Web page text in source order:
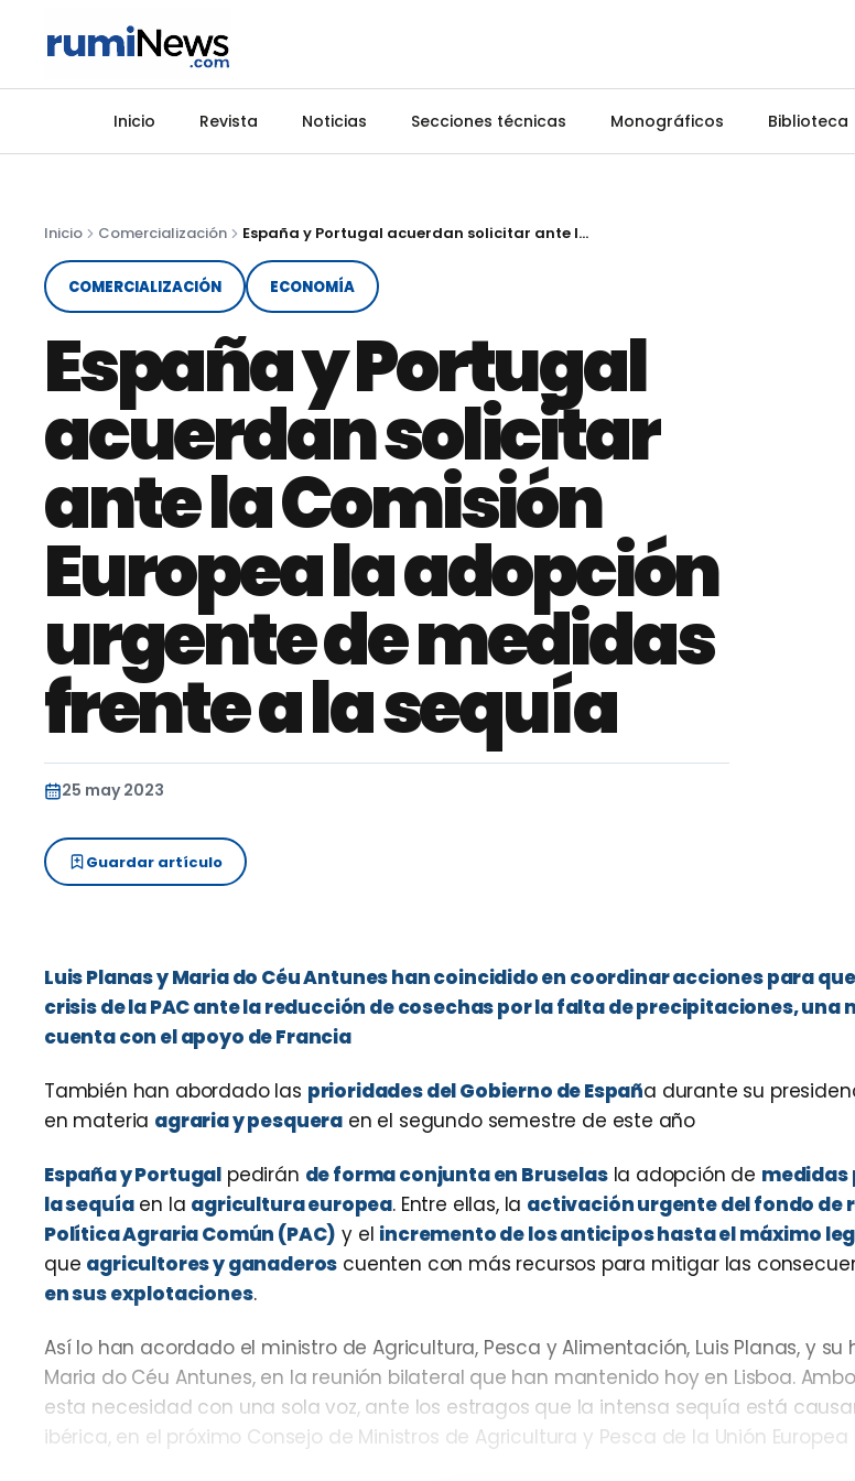
Inicio Revista Noticias Secciones técnicas Monográficos Biblioteca
Inicio Comercialización España y Portugal acuerdan solicitar ante la Comisión Europea la adopción urgente de medidas frente a la sequía
COMERCIALIZACIÓN ECONOMÍA
España y Portugal
acuerdan solicitar
ante la Comisión
Europea la adopción
urgente de medidas
frente a la sequía
25 may 2023
Guardar artículo
Luis Planas y Maria do Céu Antunes han coincidido en coordinar acciones para
crisis de la PAC ante la reducción de cosechas por la falta de precipitaciones, una
cuenta con el apoyo de Francia
También han abordado las prioridades del Gobierno de España durante su
en materia agraria y pesquera en el segundo semestre de este año
España y Portugal pedirán de forma conjunta en Bruselasla adopción de medidas
la sequíaen la agricultura europea. Entre ellas, la activación urgente del fondo de
Política Agraria Común (PAC) y el incremento de los anticipos hasta el máximo
que agricultores y ganaderos cuenten con más recursos para mitigar las
en sus explotaciones.
Así lo han acordado el ministro de Agricultura, Pesca y Alimentación, Luis Planas, y
Maria do Céu Antunes, en la reunión bilateral que han mantenido hoy en Lisboa.
esta necesidad con una sola voz, ante los estragos que la intensa sequía está
ibérica, en el próximo Consejo de Ministros de Agricultura y Pesca de la Unión Europea